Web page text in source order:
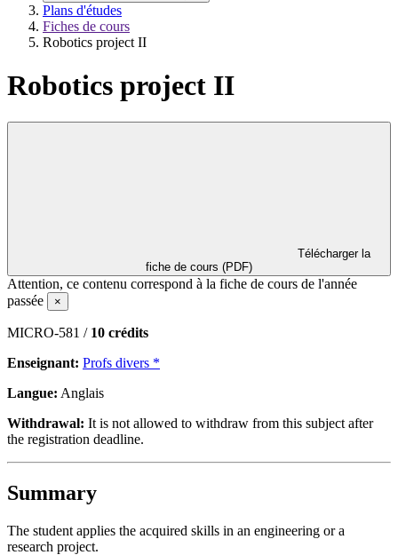
Plans d'études
Fiches de cours
Robotics project II
Robotics project II
fiche de cours (PDF)
Attention, ce contenu correspond à la fiche de cours de l'année
passée
×
MICRO-581 / 10 crédits
Enseignant: Profs divers *
Langue: Anglais
Withdrawal: It is not allowed to withdraw from this subject after
the registration deadline.
Summary
The student applies the acquired skills in an engineering or a
research project.